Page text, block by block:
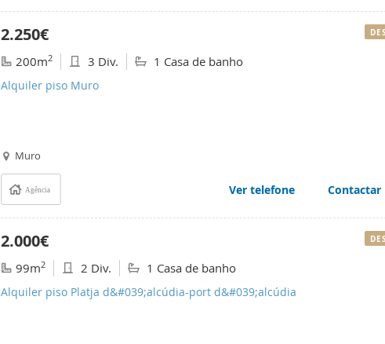
2.250€
200m2 3 Div. 1 Casa de banho
Alquiler piso Muro
Muro
Agência Ver telefone Contactar
2.000€
99m2 2 Div. 1 Casa de banho
Alquiler piso Platja d&#039;alcúdia-port d&#039;alcúdia